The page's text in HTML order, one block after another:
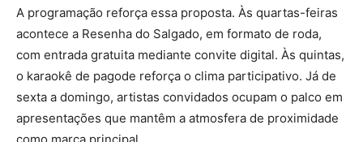
A programação reforça essa proposta. Às quartas-feiras
acontece a Resenha do Salgado, em formato de roda,
com entrada gratuita mediante convite digital. Às quintas,
o karaokê de pagode reforça o clima participativo. Já de
sexta a domingo, artistas convidados ocupam o palco em
apresentações que mantêm a atmosfera de proximidade